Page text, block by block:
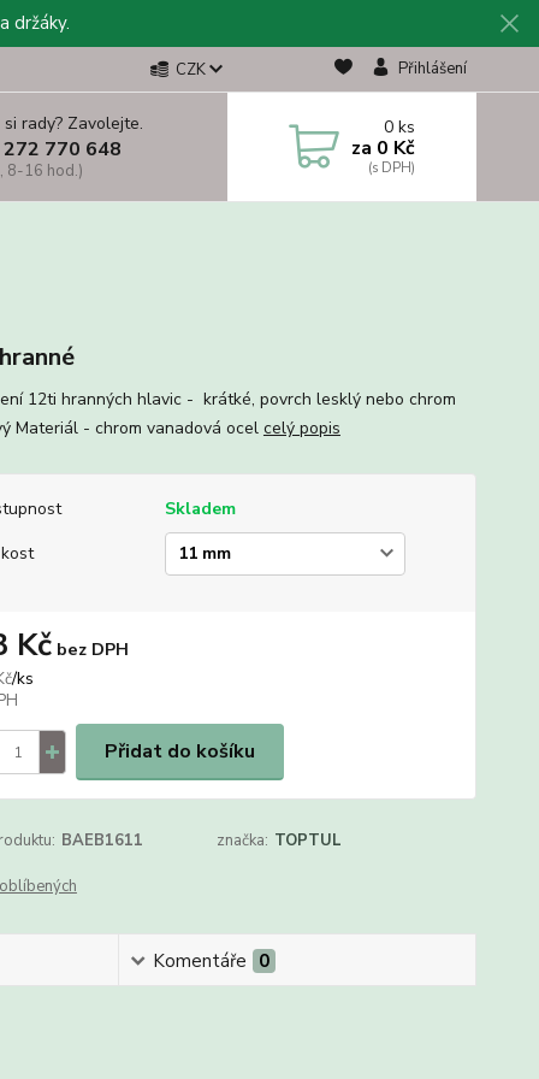
držáky.
CZK Přihlášení
rady? Zavolejte.
770 648
8-16 hod.)
0ks
za 0 Kč
12ti hranných hlavic - krátké, povrch lesklý nebo chrom
Materiál - chrom vanadová ocel celý popis
Skladem
/ks
Kč bez DPH
Přidat do košíku
BAEB1611 značka: TOPTUL
Komentáře 0